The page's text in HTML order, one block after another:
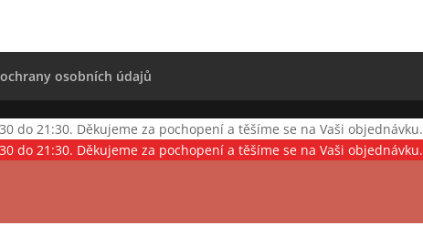
osobních údajů
do 21:30. Děkujeme za pochopení a těšíme se na Vaši objednávku.
do 21:30. Děkujeme za pochopení a těšíme se na Vaši objednávku.